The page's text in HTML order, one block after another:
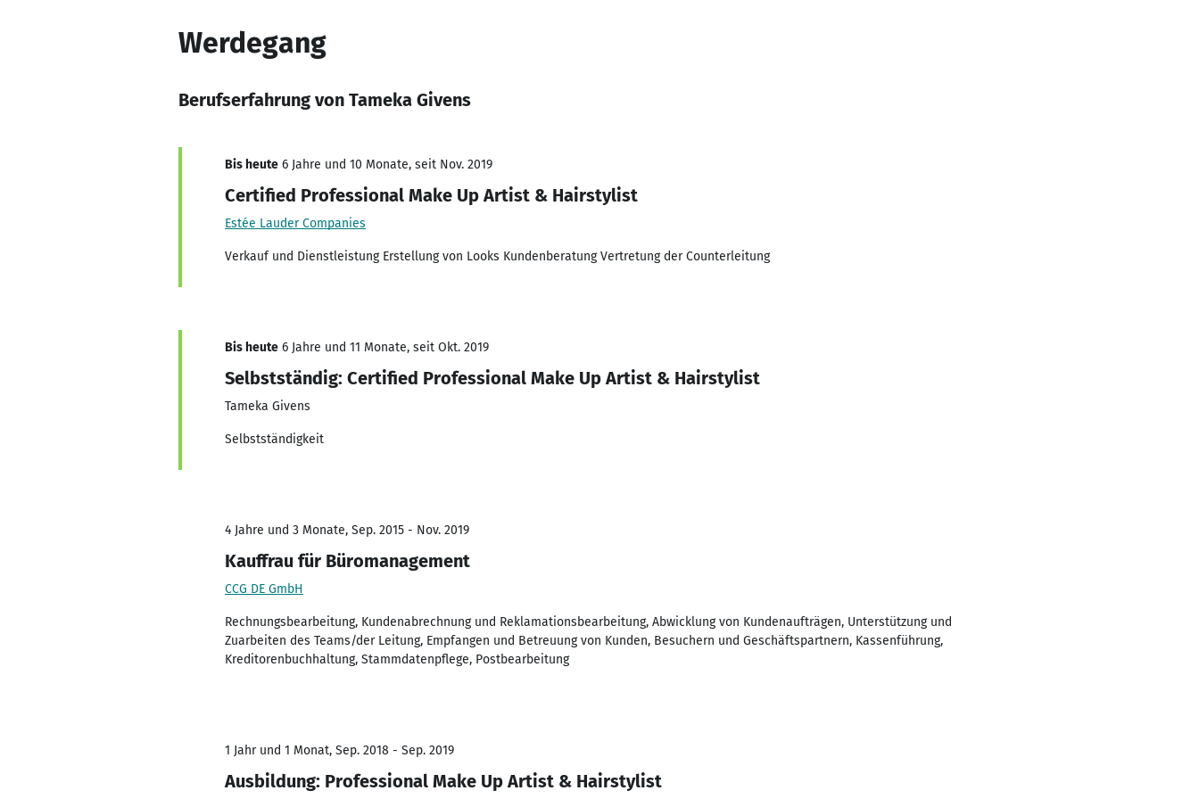
Werdegang
Berufserfahrung von Tameka Givens
Bis heute 6 Jahre und 10 Monate, seit Nov. 2019
Certified Professional Make Up Artist & Hairstylist
Estée Lauder Companies
Verkauf und Dienstleistung Erstellung von Looks Kundenberatung Vertretung der Counterleitung
Bis heute 6 Jahre und 11 Monate, seit Okt. 2019
Selbstständig: Certified Professional Make Up Artist & Hairstylist
Tameka Givens
Selbstständigkeit
4 Jahre und 3 Monate, Sep. 2015 - Nov. 2019
Kauffrau für Büromanagement
CCG DE GmbH
Rechnungsbearbeitung, Kundenabrechnung und Reklamationsbearbeitung, Abwicklung von Kundenaufträgen, Unterstützung und
Zuarbeiten des Teams/der Leitung, Empfangen und Betreuung von Kunden, Besuchern und Geschäftspartnern, Kassenführung,
Kreditorenbuchhaltung, Stammdatenpflege, Postbearbeitung
1 Jahr und 1 Monat, Sep. 2018 - Sep. 2019
Ausbildung: Professional Make Up Artist & Hairstylist